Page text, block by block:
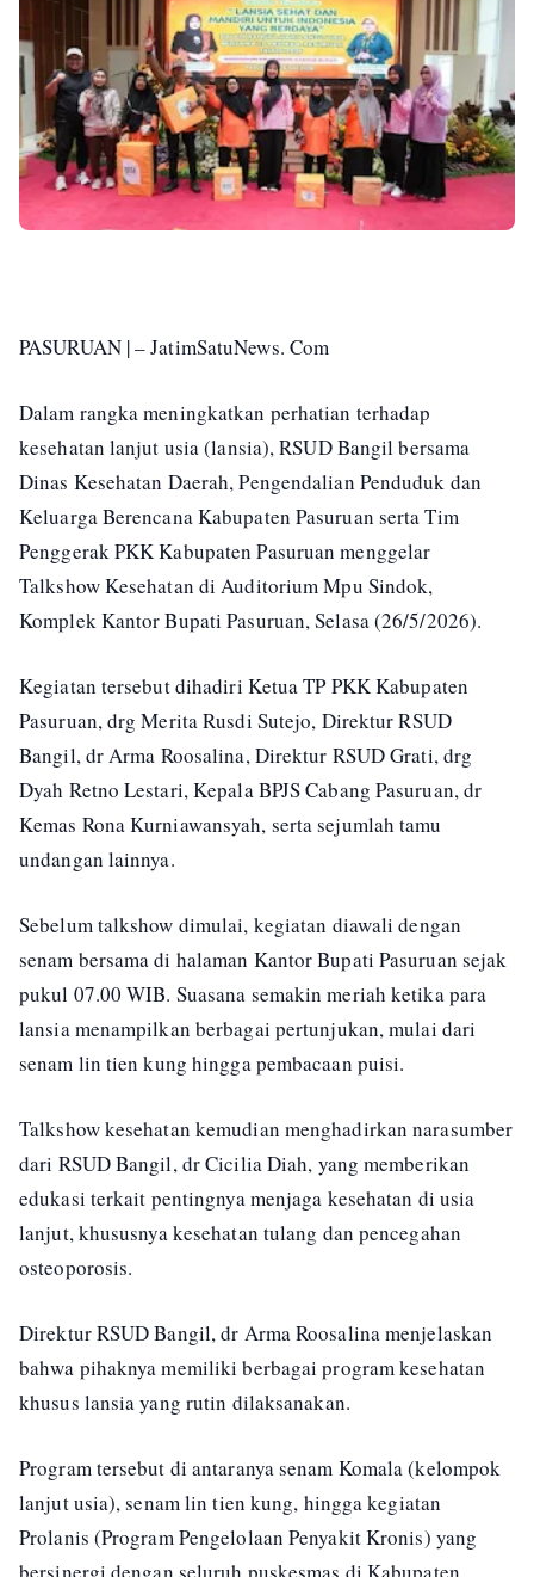
PASURUAN | – JatimSatuNews. Com
Dalam rangka meningkatkan perhatian terhadap
kesehatan lanjut usia (lansia), RSUD Bangil bersama
Dinas Kesehatan Daerah, Pengendalian Penduduk dan
Keluarga Berencana Kabupaten Pasuruan serta Tim
Penggerak PKK Kabupaten Pasuruan menggelar
Talkshow Kesehatan di Auditorium Mpu Sindok,
Komplek Kantor Bupati Pasuruan, Selasa (26/5/2026).
Kegiatan tersebut dihadiri Ketua TP PKK Kabupaten
Pasuruan, drg Merita Rusdi Sutejo, Direktur RSUD
Bangil, dr Arma Roosalina, Direktur RSUD Grati, drg
Dyah Retno Lestari, Kepala BPJS Cabang Pasuruan, dr
Kemas Rona Kurniawansyah, serta sejumlah tamu
undangan lainnya.
Sebelum talkshow dimulai, kegiatan diawali dengan
senam bersama di halaman Kantor Bupati Pasuruan sejak
pukul 07.00 WIB. Suasana semakin meriah ketika para
lansia menampilkan berbagai pertunjukan, mulai dari
senam lin tien kung hingga pembacaan puisi.
Talkshow kesehatan kemudian menghadirkan narasumber
dari RSUD Bangil, dr Cicilia Diah, yang memberikan
edukasi terkait pentingnya menjaga kesehatan di usia
lanjut, khususnya kesehatan tulang dan pencegahan
osteoporosis.
Direktur RSUD Bangil, dr Arma Roosalina menjelaskan
bahwa pihaknya memiliki berbagai program kesehatan
khusus lansia yang rutin dilaksanakan.
Program tersebut di antaranya senam Komala (kelompok
lanjut usia), senam lin tien kung, hingga kegiatan
Prolanis (Program Pengelolaan Penyakit Kronis) yang